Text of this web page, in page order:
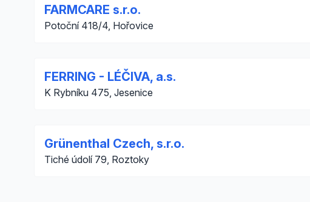
FARMCARE s.r.o.
Potoční 418/4, Hořovice
FERRING - LÉČIVA, a.s.
K Rybníku 475, Jesenice
Grünenthal Czech, s.r.o.
Tiché údolí 79, Roztoky